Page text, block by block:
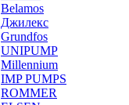
Belamos
Джилекс
Grundfos
UNIPUMP
Millennium
IMP PUMPS
ROMMER